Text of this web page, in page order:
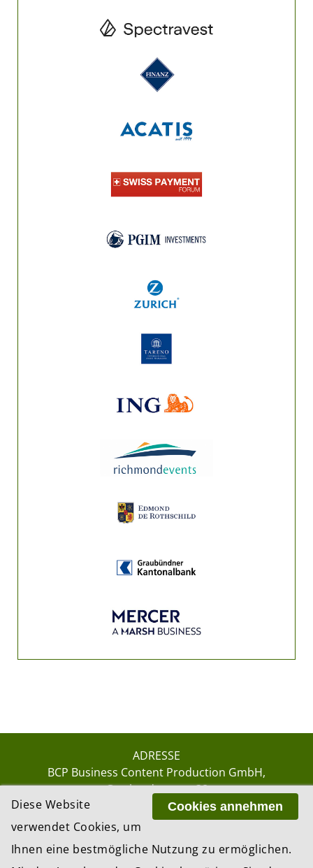
ADRESSE
BCP Business Content Production GmbH
Gotthardstrasse 38
8002 Zürich
© 2026 by BCP Business Content Production
Cookies annehmen
Diese Website
verwendet Cookies, um
Ihnen eine bestmögliche Nutzung zu ermöglichen.